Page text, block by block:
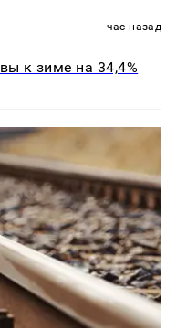
час назад
к зиме на 34,4%